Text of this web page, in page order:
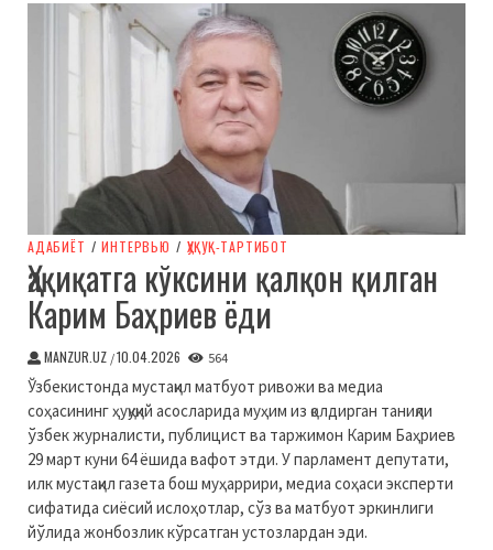
АДАБИЁТ / ИНТЕРВЬЮ / ҲУҚУҚ-ТАРТИБОТ
Ҳақиқатга кўксини қалқон қилган
Карим Баҳриев ёди
MANZUR.UZ /10.04.2026 564
Ўзбекистонда мустақил матбуот ривожи ва медиа
соҳасининг ҳуқуқий асосларида муҳим из қолдирган таниқли
ўзбек журналисти, публицист ва таржимон Карим Баҳриев
29 март куни 64 ёшида вафот этди. У парламент депутати,
илк мустақил газета бош муҳаррири, медиа соҳаси эксперти
сифатида сиёсий ислоҳотлар, сўз ва матбуот эркинлиги
йўлида жонбозлик кўрсатган устозлардан эди.